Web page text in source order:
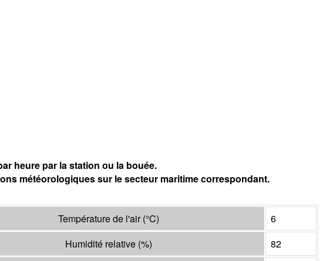
heure par la station ou la bouée.
météorologiques sur le secteur maritime correspondant.
Température de l'air(°C)
6
Humidité relative (%)
82